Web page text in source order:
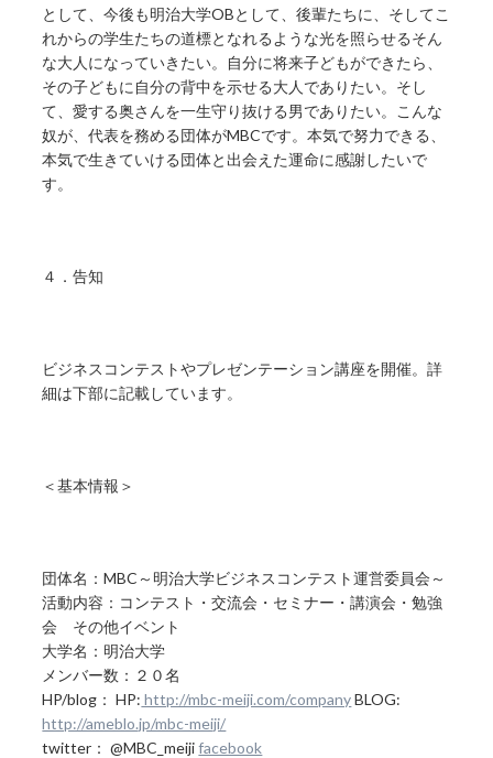
として、今後も明治大学OBとして、後輩たちに、そしてこ
れからの学生たちの道標となれるような光を照らせるそん
な大人になっていきたい。自分に将来子どもができたら、
その子どもに自分の背中を示せる大人でありたい。そし
て、愛する奥さんを一生守り抜ける男でありたい。こんな
奴が、代表を務める団体がMBCです。本気で努力できる、
本気で生きていける団体と出会えた運命に感謝したいで
す。
４．告知
ビジネスコンテストやプレゼンテーション講座を開催。詳
細は下部に記載しています。
＜基本情報＞
団体名：MBC～明治大学ビジネスコンテスト運営委員会～
活動内容：コンテスト・交流会・セミナー・講演会・勉強
会 その他イベント
大学名：明治大学
メンバー数：２０名
HP/blog： HP: http://mbc-meiji.com/companyBLOG:
http://ameblo.jp/mbc-meiji/
twitter： @MBC_meijifacebook